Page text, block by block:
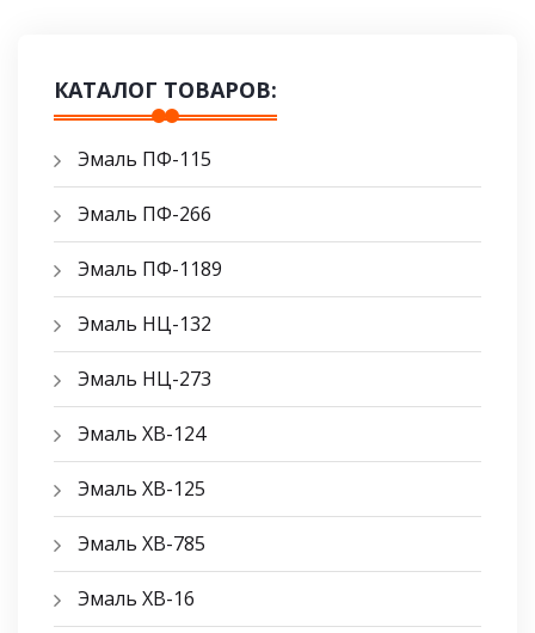
КАТАЛОГ ТОВАРОВ:
Эмаль ПФ-115
Эмаль ПФ-266
Эмаль ПФ-1189
Эмаль НЦ-132
Эмаль НЦ-273
Эмаль ХВ-124
Эмаль ХВ-125
Эмаль ХВ-785
Эмаль ХВ-16